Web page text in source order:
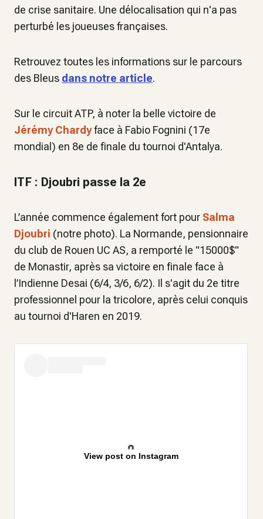
de crise sanitaire. Une délocalisation qui n'a pas
perturbé les joueuses françaises.
Retrouvez toutes les informations sur le parcours
des Bleus dans notre article.
Sur le circuit ATP, à noter la belle victoire de
Jérémy Chardyface à Fabio Fognini (17e
mondial) en 8e de finale du tournoi d'Antalya.
ITF : Djoubri passe la 2e
L’année commence également fort pour Salma
Djoubri (notre photo). La Normande, pensionnaire
du club de Rouen UC AS, a remporté le "15000$"
de Monastir, après sa victoire en finale face à
l’Indienne Desai (6/4, 3/6, 6/2). Il s'agit du 2e titre
professionnel pour la tricolore, après celui conquis
au tournoi d'Haren en 2019.
View post on Instagram